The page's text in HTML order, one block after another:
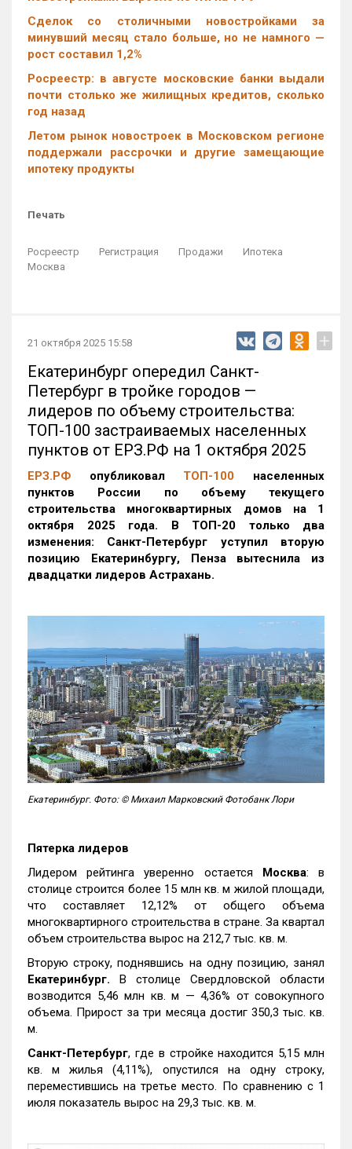
Cделок со столичными новостройками за
минувший месяц стало больше, но не намного —
рост составил 1,2%
Росреестр: в августе московские банки выдали
почти столько же жилищных кредитов, сколько
год назад
Летом рынок новостроек в Московском регионе
поддержали рассрочки и другие замещающие
ипотеку продукты
Печать
Росреестр Регистрация Продажи
Ипотека
Москва
21 октября 2025 15:58 +
Екатеринбург опередил Санкт-
Петербург в тройке городов —
лидеров по объему строительства:
ТОП-100 застраиваемых населенных
пунктов от ЕРЗ.РФ на 1 октября 2025
ЕРЗ.РФ опубликовал ТОП-100 населенных
пунктов России по объему текущего
строительства многоквартирных домов на 1
октября 2025 года. В ТОП-20 только два
изменения: Санкт-Петербург уступил вторую
позицию Екатеринбургу, Пенза вытеснила из
двадцатки лидеров Астрахань.
Екатеринбург. Фото: © Михаил Марковский Фотобанк Лори
Пятерка лидеров
Лидером рейтинга уверенно остается Москва: в
столице строится более 15 млн кв. м жилой площади,
что составляет 12,12% от общего объема
многоквартирного строительства в стране. За квартал
объем строительства вырос на 212,7 тыс. кв. м.
Вторую строку, поднявшись на одну позицию, занял
Екатеринбург. В столице Свердловской области
возводится 5,46 млн кв. м — 4,36% от совокупного
объема. Прирост за три месяца достиг 350,3 тыс. кв.
м.
Санкт-Петербург, где в стройке находится 5,15 млн
кв. м жилья (4,11%), опустился на одну строку,
переместившись на третье место. По сравнению с 1
июля показатель вырос на 29,3 тыс. кв. м.